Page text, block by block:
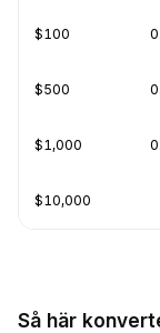
$100
$500
$1,000
$10,000
Så här